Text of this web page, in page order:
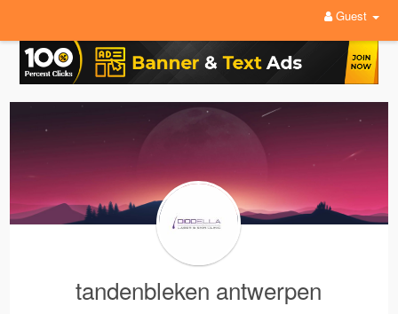
Guest
tandenbleken antwerpen